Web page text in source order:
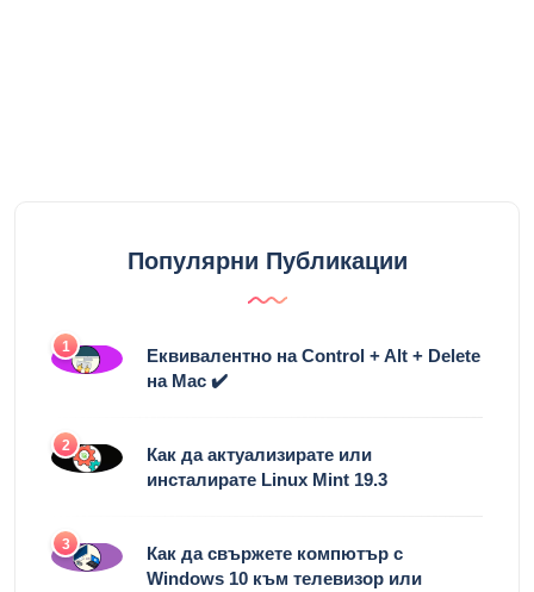
Популярни Публикации
1
Еквивалентно на Control + Alt + Delete
на Mac ✔️
2
Как да актуализирате или
инсталирате Linux Mint 19.3
3
Как да свържете компютър с
Windows 10 към телевизор или